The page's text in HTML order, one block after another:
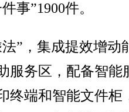
事”1900件。
，集成提效增动
服务区，配备智能
终端和智能文件柜